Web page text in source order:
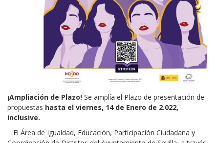
¡Ampliación de Plazo! Se amplía el Plazo de presentación de
propuestas hasta el viernes, 14 de Enero de 2.022,
inclusive.
El Área de Igualdad, Educación, Participación Ciudadana y